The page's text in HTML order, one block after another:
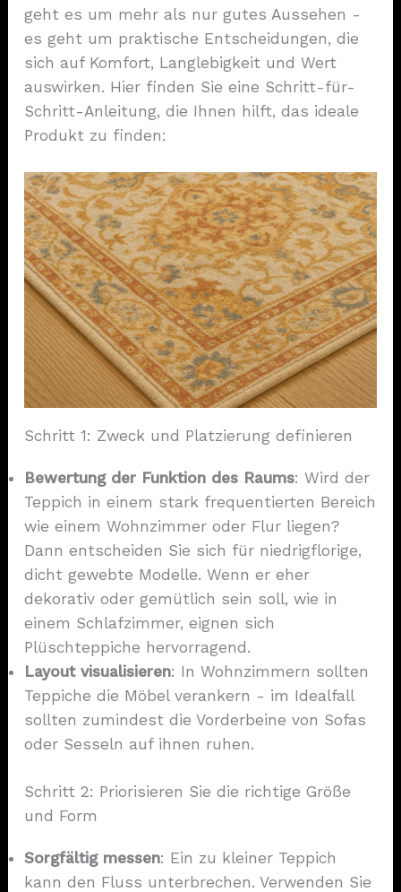
geht es um mehr als nur gutes Aussehen -
es geht um praktische Entscheidungen, die
sich auf Komfort, Langlebigkeit und Wert
auswirken. Hier finden Sie eine Schritt-für-
Schritt-Anleitung, die Ihnen hilft, das ideale
Produkt zu finden:
Schritt 1: Zweck und Platzierung definieren
Bewertung der Funktion des Raums: Wird der
Teppich in einem stark frequentierten Bereich
wie einem Wohnzimmer oder Flur liegen?
Dann entscheiden Sie sich für niedrigflorige,
dicht gewebte Modelle. Wenn er eher
dekorativ oder gemütlich sein soll, wie in
einem Schlafzimmer, eignen sich
Plüschteppiche hervorragend.
Layout visualisieren: In Wohnzimmern sollten
Teppiche die Möbel verankern - im Idealfall
sollten zumindest die Vorderbeine von Sofas
oder Sesseln auf ihnen ruhen.
Schritt 2: Priorisieren Sie die richtige Größe
und Form
Sorgfältig messen: Ein zu kleiner Teppich
kann den Fluss unterbrechen. Verwenden Sie